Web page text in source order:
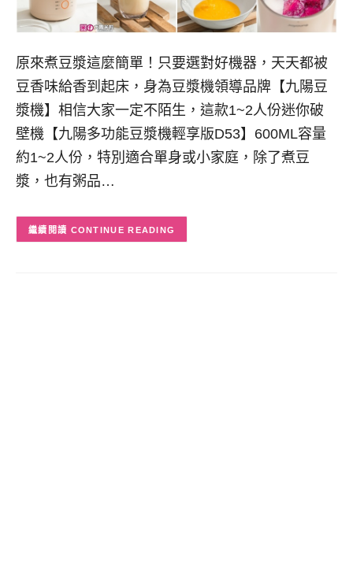
原來煮豆漿這麼簡單！只要選對好機器，天天都被
豆香味給香到起床，身為豆漿機領導品牌【九陽豆
漿機】相信大家一定不陌生，這款1~2人份迷你破
壁機【九陽多功能豆漿機輕享版D53】600ML容量
約1~2人份，特別適合單身或小家庭，除了煮豆
漿，也有粥品…
CONTINUE READING